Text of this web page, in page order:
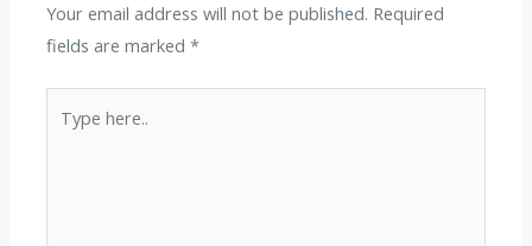
Your email address will not be published. Required
fields are marked*
here..